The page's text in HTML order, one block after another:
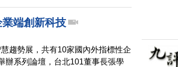
育類動物現身101牆上，長達300秒
端創新科技
趨勢展，共有10家國內外指標性企
辦系列論壇，台北101董事長張學